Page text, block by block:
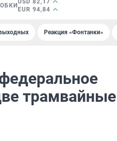
USD 82,17
EUR 94,84
Реакция «Фонтанки»
трамвайные